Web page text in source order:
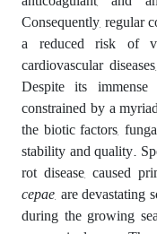
Consequently, regular
a reduced risk of
cardiovascular
Despite its
constrained by a
the biotic factors,
stability and quality.
rot disease, caused
cepae, are devastating
during the growing